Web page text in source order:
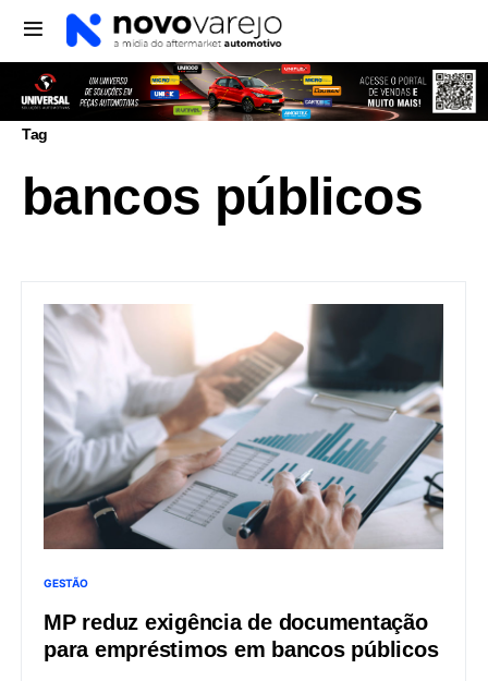
Tag
bancos públicos
GESTÃO
MP reduz exigência de documentação
para empréstimos em bancos públicos